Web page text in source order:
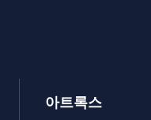
아트록스